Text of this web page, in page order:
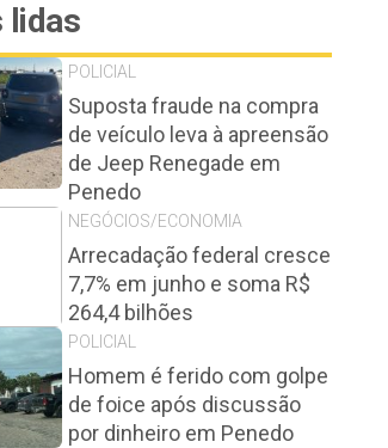
lidas
POLICIAL
Suposta fraude na compra
de veículo leva à apreensão
de Jeep Renegade em
Penedo
NEGÓCIOS/ECONOMIA
Arrecadação federal cresce
7,7% em junho e soma R$
264,4 bilhões
POLICIAL
Homem é ferido com golpe
de foice após discussão
por dinheiro em Penedo